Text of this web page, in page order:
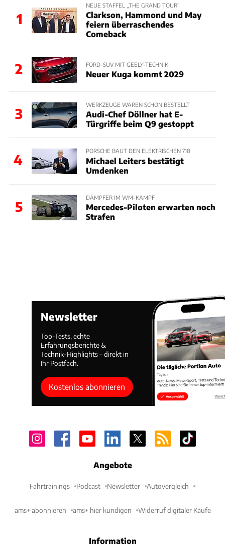
1
NEUE STAFFEL „THE GRAND TOUR“
Clarkson, Hammond und May
feiern überraschendes
Comeback
2 FORD-SUV MIT GEELY-TECHNIK
Neuer Kuga kommt 2029
3
WERKZEUGE WAREN SCHON BESTELLT
Audi-Chef Döllner hat E-
Türgriffe beim Q9 gestoppt
4
PORSCHE BAUT DEN ELEKTRISCHEN 718
Michael Leiters bestätigt
Umdenken
5
DÄMPFER IM WM-KAMPF
Mercedes-Piloten erwarten noch
Strafen
Newsletter
Top-Tests, echte
Erfahrungsberichte &
Technik-Highlights – direkt in
Ihr Postfach.
Kostenlos abonnieren
Angebote
Fahrtrainings Podcast Newsletter Autovergleich
ams+ abonnieren ams+ hier kündigen Widerruf digitaler Käufe
Information